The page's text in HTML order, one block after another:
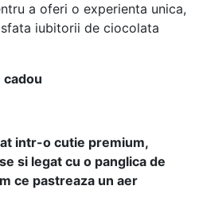
a oferi o experienta unica,
iubitorii de ciocolata
intr-o cutie premium,
si legat cu o panglica de
ce pastreaza un aer